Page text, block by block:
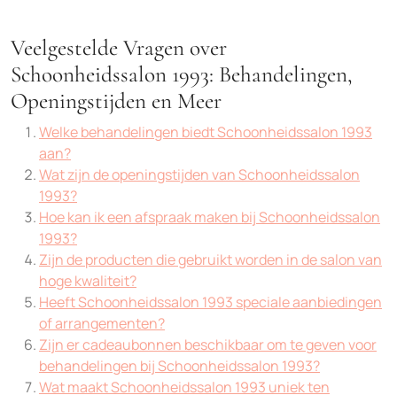
Veelgestelde Vragen over
Schoonheidssalon 1993: Behandelingen,
Openingstijden en Meer
Welke behandelingen biedt Schoonheidssalon 1993
aan?
Wat zijn de openingstijden van Schoonheidssalon
1993?
Hoe kan ik een afspraak maken bij Schoonheidssalon
1993?
Zijn de producten die gebruikt worden in de salon van
hoge kwaliteit?
Heeft Schoonheidssalon 1993 speciale aanbiedingen
of arrangementen?
Zijn er cadeaubonnen beschikbaar om te geven voor
behandelingen bij Schoonheidssalon 1993?
Wat maakt Schoonheidssalon 1993 uniek ten